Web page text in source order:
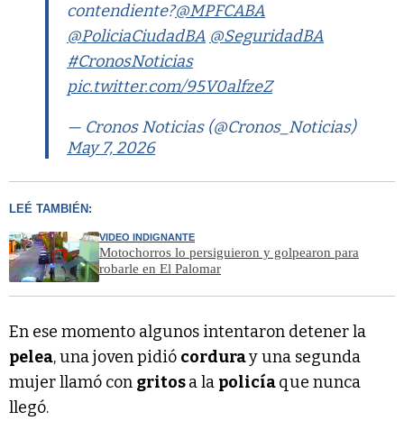
contendiente?@MPFCABA
@PoliciaCiudadBA @SeguridadBA
#CronosNoticias
pic.twitter.com/95V0alfzeZ
— Cronos Noticias (@Cronos_Noticias)
May 7, 2026
LEÉ TAMBIÉN:
VIDEO INDIGNANTE
Motochorros lo persiguieron y golpearon para
robarle en El Palomar
En ese momento algunos intentaron detener la
pelea, una joven pidió corduray una segunda
mujer llamó con gritosa la policíaque nunca
llegó.